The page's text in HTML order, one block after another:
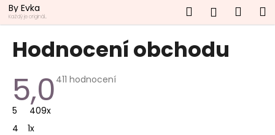
Přejít
na
obsah
By Evka
Každý je originál... Hledat
Hodnocení obchodu
5,0 Průměrné
411 hodnocení
5
409x
4
1x
K
o
o
p
o
t